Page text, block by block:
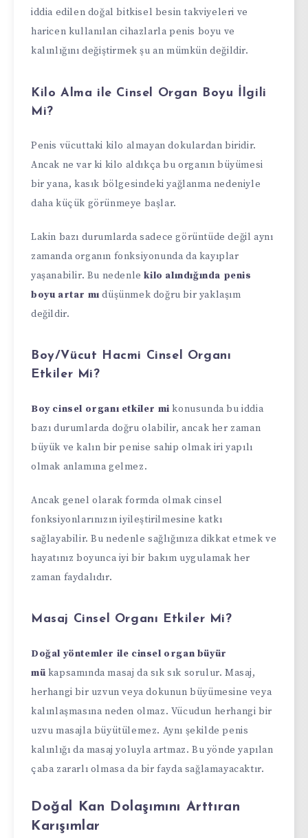
iddia edilen doğal bitkisel besin takviyeleri ve
haricen kullanılan cihazlarla penis boyu ve
kalınlığını değiştirmek şu an mümkün değildir.
Kilo Alma ile Cinsel Organ Boyu İlgili
Mi?
Penis vücuttaki kilo almayan dokulardan biridir.
Ancak ne var ki kilo aldıkça bu organın büyümesi
bir yana, kasık bölgesindeki yağlanma nedeniyle
daha küçük görünmeye başlar.
Lakin bazı durumlarda sadece görüntüde değil aynı
zamanda organın fonksiyonunda da kayıplar
yaşanabilir. Bu nedenlekilo alındığında penis
boyu artar mı düşünmek doğru bir yaklaşım
değildir.
Boy/Vücut Hacmi Cinsel Organı
Etkiler Mi?
Boy cinsel organı etkiler mi konusunda bu iddia
bazı durumlarda doğru olabilir, ancak her zaman
büyük ve kalın bir penise sahip olmak iri yapılı
olmak anlamına gelmez.
Ancak genel olarak formda olmak cinsel
fonksiyonlarınızın iyileştirilmesine katkı
sağlayabilir. Bu nedenle sağlığınıza dikkat etmek ve
hayatınız boyunca iyi bir bakım uygulamak her
zaman faydalıdır.
Masaj Cinsel Organı Etkiler Mi?
Doğal yöntemler ile cinsel organ büyür
mü kapsamında masaj da sık sık sorulur. Masaj,
herhangi bir uzvun veya dokunun büyümesine veya
kalınlaşmasına neden olmaz. Vücudun herhangi bir
uzvu masajla büyütülemez. Aynı şekilde penis
kalınlığı da masaj yoluyla artmaz. Bu yönde yapılan
çaba zararlı olmasa da bir fayda sağlamayacaktır.
Doğal Kan Dolaşımını Arttıran
Karışımlar